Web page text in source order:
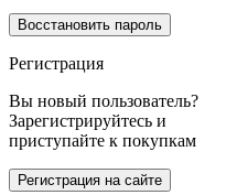
Регистрация
Вы новый пользователь?
Зарегистрируйтесь и
приступайте к покупкам